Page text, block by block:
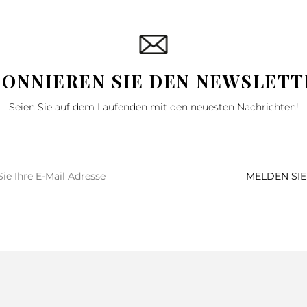
SIE DEN
Seien Sie auf dem Laufenden mit den neuesten Nachrichten!